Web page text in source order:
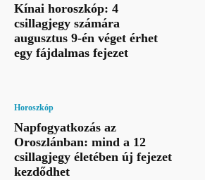
Kínai horoszkóp: 4
csillagjegy számára
augusztus 9-én véget érhet
egy fájdalmas fejezet
Horoszkóp
Napfogyatkozás az
Oroszlánban: mind a 12
csillagjegy életében új fejezet
kezdődhet